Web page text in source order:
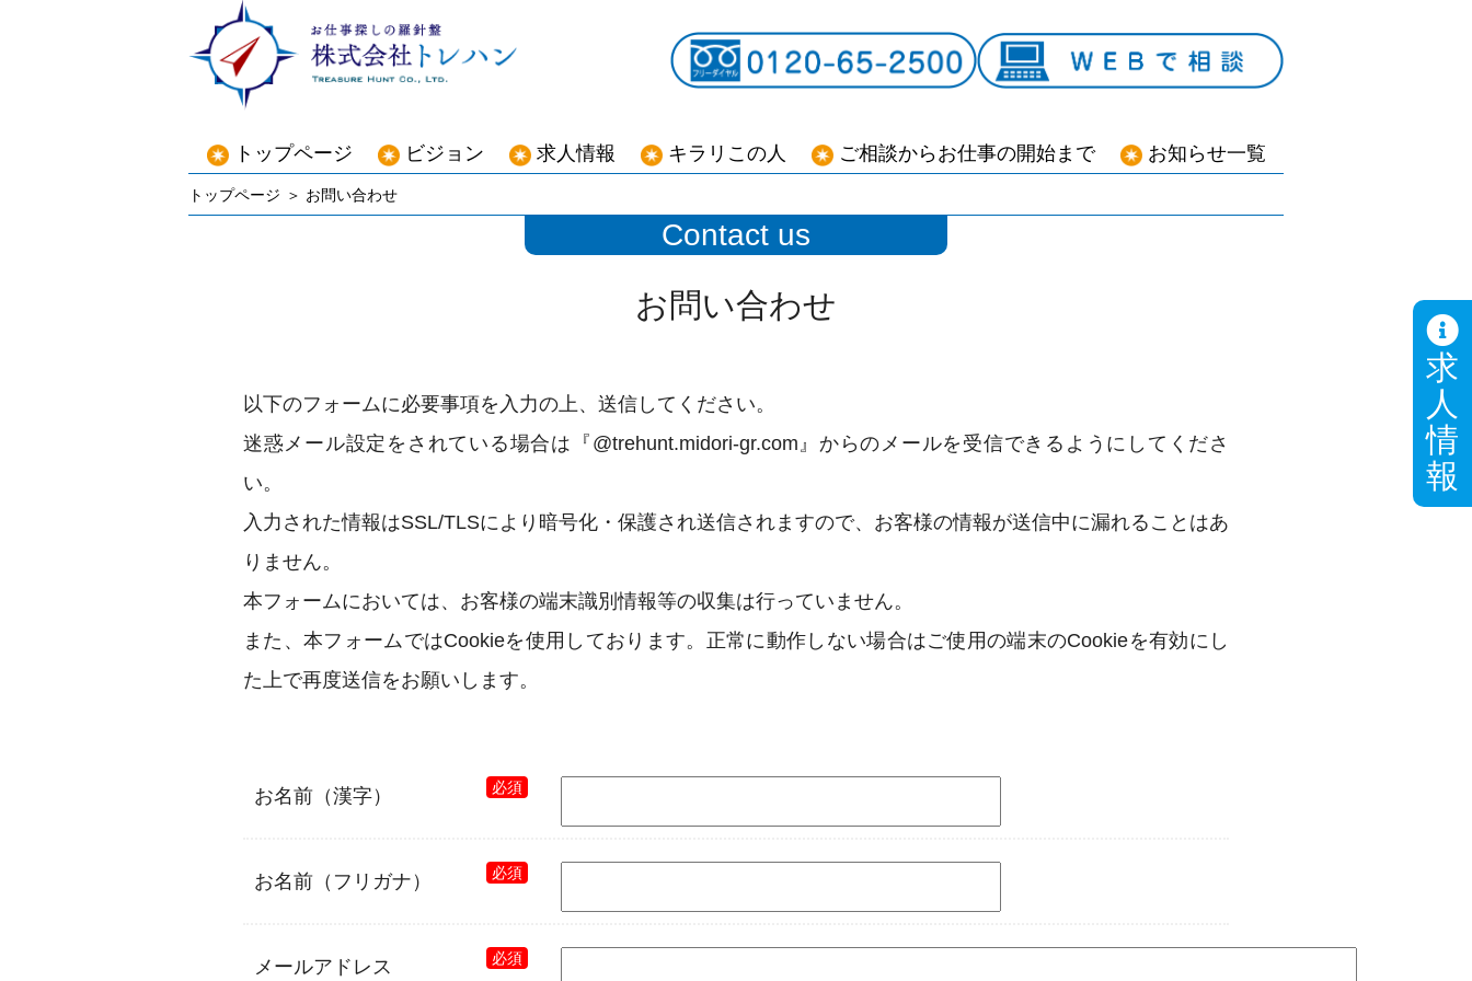
求
人
情
報
トップページ ビジョン 求人情報 キラリこの人 ご相談からお仕事の開始まで お知らせ一覧
トップページ お問い合わせ
Contact us
お問い合わせ
以下のフォームに必要事項を入力の上、送信してください。
迷惑メール設定をされている場合は『@trehunt.midori-gr.com』からのメールを受信できるようにしてくださ
い。
入力された情報はSSL/TLSにより暗号化・保護され送信されますので、お客様の情報が送信中に漏れることはあ
りません。
本フォームにおいては、お客様の端末識別情報等の収集は行っていません。
また、本フォームではCookieを使用しております。正常に動作しない場合はご使用の端末のCookieを有効にし
た上で再度送信をお願いします。
お名前（漢字）
お名前（フリガナ）
メールアドレス